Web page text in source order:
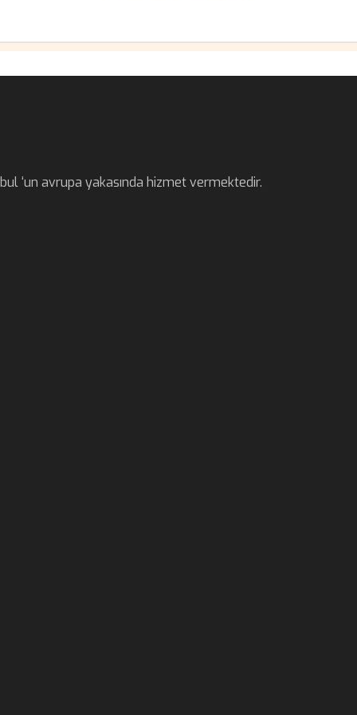
‘un avrupa yakasında hizmet vermektedir.